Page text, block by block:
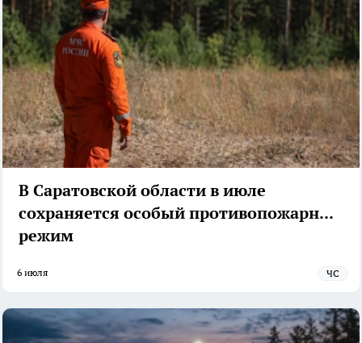
В Саратовской области в июле
сохраняется особый противопожарный
режим
6 июля ЧС